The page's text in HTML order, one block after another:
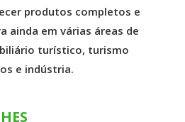
produtos completos e
ainda em várias áreas de
turístico, turismo
e indústria.